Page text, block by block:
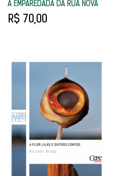
A EMPAREDADA DA RUA NOVA
R$ 70,00